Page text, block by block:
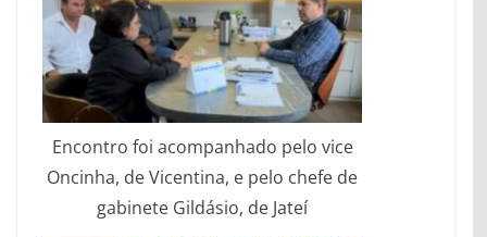
Encontro foi acompanhado pelo vice
Oncinha, de Vicentina, e pelo chefe de
gabinete Gildásio, de Jateí